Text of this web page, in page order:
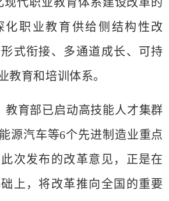
化职业教育供给侧结构性改
式衔接、多通道成长、可持
教育和培训体系。
教育部已启动高技能人才集群
源汽车等6个先进制造业重点
次发布的改革意见，正是在
上，将改革推向全国的重要